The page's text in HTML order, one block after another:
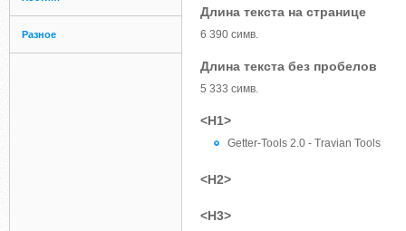
Разное
Длина текста на странице
6 390 симв.
Длина текста без пробелов
5 333 симв.
<H1>
Getter-Tools 2.0 - Travian Tools
<H2>
<H3>